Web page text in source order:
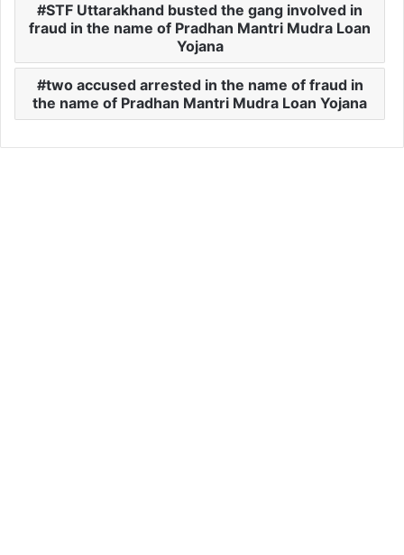
STF Uttarakhand busted the gang involved in
fraud in the name of Pradhan Mantri Mudra Loan
Yojana
two accused arrested in the name of fraud in
the name of Pradhan Mantri Mudra Loan Yojana